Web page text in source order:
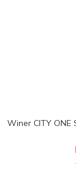
Winer CITY ONE